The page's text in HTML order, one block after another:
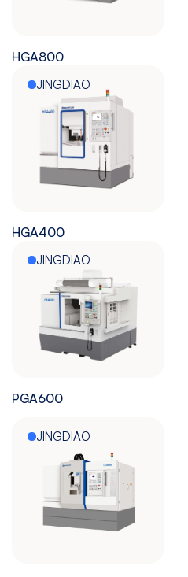
HGA800
JINGDIAO
HGA400
JINGDIAO
PGA600
JINGDIAO